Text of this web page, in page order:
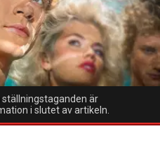
ställningstaganden är
i slutet av artikeln.